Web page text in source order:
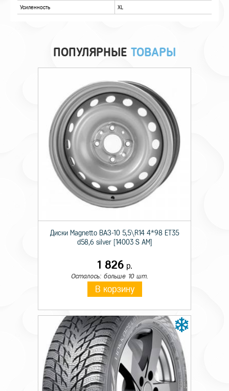
Технические характеристики
Происхождение Импортная
Сезон резины
Ширина 215
Индекс нагрузки 97
Усиленность XL
ПОПУЛЯРНЫЕ ТОВАРЫ
Диски Magnetto ВАЗ-10 5,5\R14 4*98 ET35
d58,6 silver [14003 S AM]
1 826р.
Осталось: больше 10 шт.
В корзину